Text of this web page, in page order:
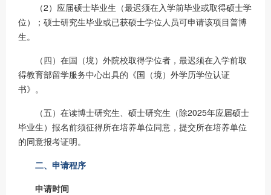
（2）应届硕士毕业生（最迟须在入学前毕业或取得硕士学
位）；硕士研究生毕业或已获硕士学位人员可申请该项目普博
生。
（四）在国（境）外院校取得学位者，最迟须在入学前取
得教育部留学服务中心出具的《国（境）外学历学位认证
书》。
（五）在读博士研究生、硕士研究生（除2025年应届硕士
毕业生）报名前须征得所在培养单位同意，提交所在培养单位
的同意报考证明。
二、申请程序
申请时间